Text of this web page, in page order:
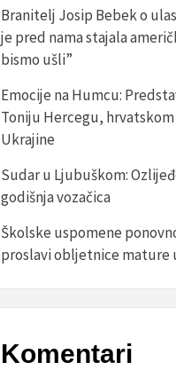
Branitelj Josip Bebek o
je pred nama stajala
bismo ušli”
Emocije na Humcu:
Toniju Hercegu,
Ukrajine
Sudar u Ljubuškom:
godišnja vozačica
Školske uspomene
proslavi obljetnice mature
Komentari